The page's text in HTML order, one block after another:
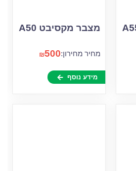
מצבר מקסיבט A50
מחיר מחירון: ₪500
מידע נוסף